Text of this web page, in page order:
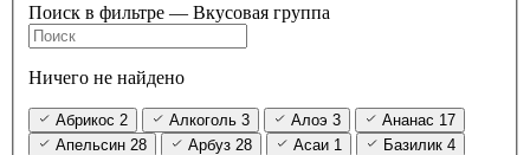
Поиск в фильтре — Вкусовая группа
Ничего не найдено
Абрикос 2 Алкоголь 3 Алоэ 3 Ананас 17
Апельсин 28 Арбуз 28 Асаи 1 Базилик 4